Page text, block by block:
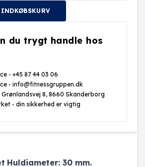
du trygt handle hos
- +45 87 44 03 06
- info@fitnessgruppen.dk
8, 8660 Skanderborg
- din sikkerhed er vigtig
Huldiameter: 30 mm.